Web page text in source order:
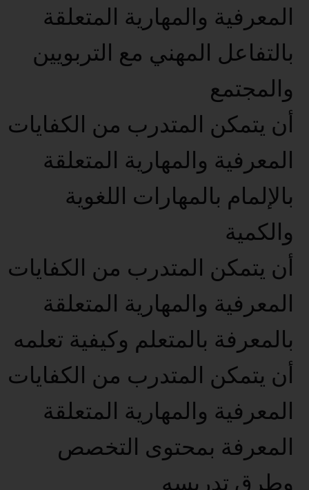
المعرفية والمهارية المتعلقة
بالتفاعل المهني مع التربويين
والمجتمع
أن يتمكن المتدرب من الكفايات
المعرفية والمهارية المتعلقة
بالإلمام بالمهارات اللغوية
والكمية
أن يتمكن المتدرب من الكفايات
المعرفية والمهارية المتعلقة
بالمعرفة بالمتعلم وكيفية تعلمه
أن يتمكن المتدرب من الكفايات
المعرفية والمهارية المتعلقة
المعرفة بمحتوى التخصص
وطرق تدريسه